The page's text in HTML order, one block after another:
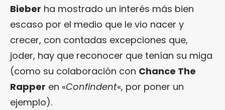
Bieber ha mostrado un interés más bien
escaso por el medio que le vio nacer y
crecer, con contadas excepciones que,
joder, hay que reconocer que tenían su miga
(como su colaboración con Chance The
Rapper en «Confindent«, por poner un
ejemplo).